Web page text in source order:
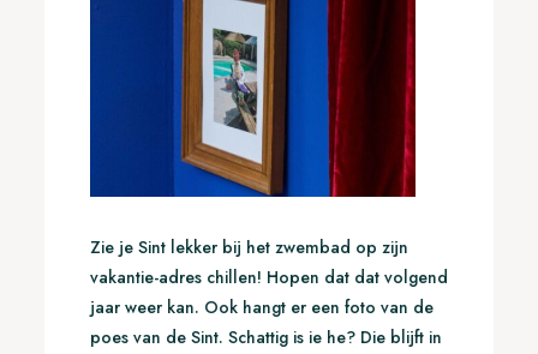
Zie je Sint lekker bij het zwembad op zijn
vakantie-adres chillen! Hopen dat dat volgend
jaar weer kan. Ook hangt er een foto van de
poes van de Sint. Schattig is ie he? Die blijft in